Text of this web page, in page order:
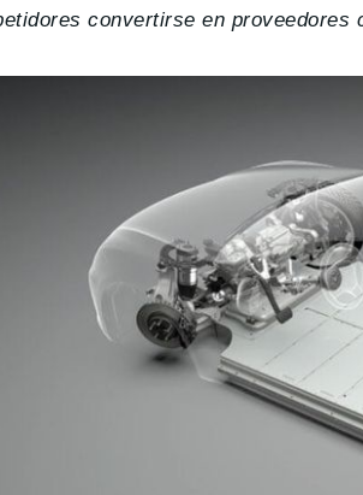
convertirse en